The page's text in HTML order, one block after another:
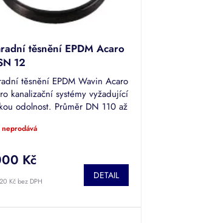
těsnění EPDM Acaro
12
těsnění EPDM Wavin Acaro
kanalizační systémy vyžadující
odolnost. Průměr DN 110 až
neprodává
Kč bez DPH
Kč
DETAIL